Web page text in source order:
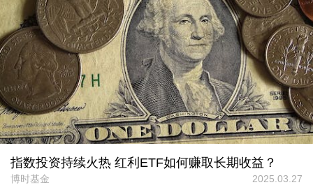
指数投资持续火热 红利ETF如何赚取长期收益？
博时基金 2025.03.27